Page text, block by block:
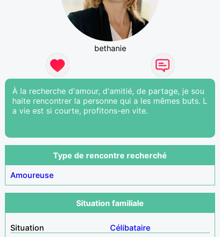
bethanie
À la recherche d'amour, d'amitié, de partage, je sou
haite rencontrer la personne qui a les mêmes buts. L
a vie est si courte, profitons-en vite.
Type de rencontre recherché
Amoureuse
Situation familiale
Situation
Célibataire